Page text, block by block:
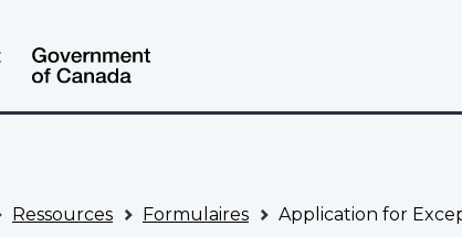
Ressources Formulaires Application for